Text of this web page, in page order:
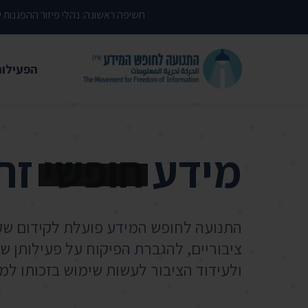
חשיפה ראשונה: נהלי פיזור
פסקי
חדשות
מידעחופשי
התנועה לחופש המידע פועלת לקידום
ציבוריים, להגברת הפיקוח על פעילותן
ולעידוד הציבור לעשות שימוש בזכותו